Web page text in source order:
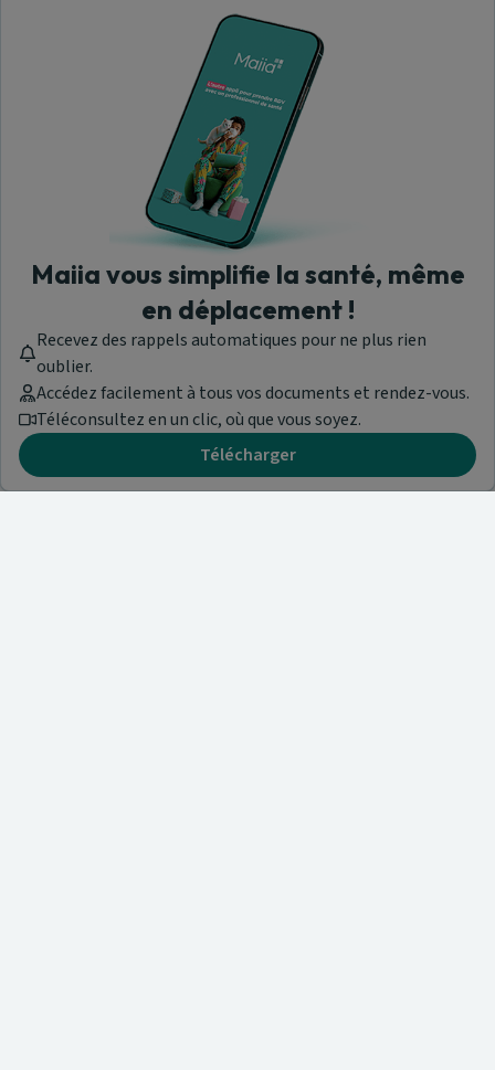
Maiia vous simplifie la santé, même
en déplacement !
Recevez des rappels automatiques pour ne plus rien
oublier.
Accédez facilement à tous vos documents et rendez-vous.
Téléconsultez en un clic, où que vous soyez.
Télécharger